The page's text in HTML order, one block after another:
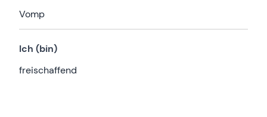
Vomp
Ich (bin)
freischaffend